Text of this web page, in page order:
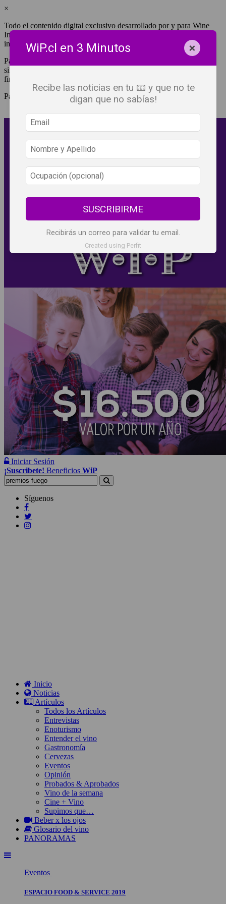
×
Todo el contenido digital exclusivo desarrollado por y para Wine
Independent Press Chile, cuenta con derechos de propiedad
intelectual.
Para tener acceso a una copia y/o impresión de cualquiera de ellos
sin fines de lucro, debes ser #SuscriptorWiP.^Para su réplica con
fines comerciales debes contactar al e-mail
Pagas una sola vez al año y disfrutas por 12 meses.
Iniciar Sesión
¡Suscribete! Beneficios WiP
Buscar:
Síguenos
Inicio
Noticias
Artículos
Todos los Artículos
Entrevistas
Enoturismo
Entender el vino
Gastronomía
Cervezas
Eventos
Opinión
Probados & Aprobados
Vino de la semana
Cine + Vino
Supimos que…
Beber x los ojos
Glosario del vino
PANORAMAS
Eventos
ESPACIO FOOD & SERVICE 2019
WiP.cl en 3 Minutos ×
Recibe las noticias en tu 📧 y que no te
digan que no sabías!
SUSCRIBIRME
Recibirás un correo para validar tu email.
Created using Perfit